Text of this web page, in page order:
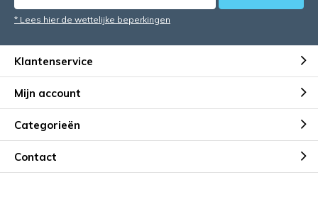
* Lees hier de wettelijke beperkingen
Klantenservice
Mijn account
Categorieën
Contact